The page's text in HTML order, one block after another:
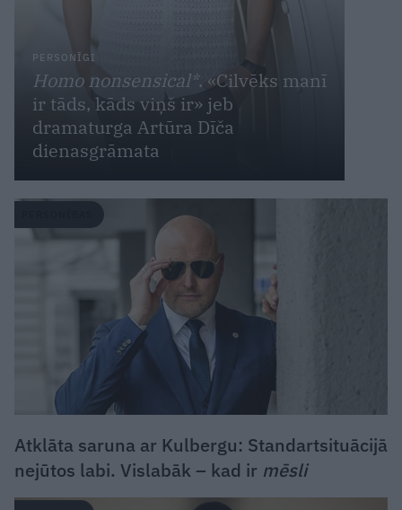
PERSONĪGI
Homo nonsensical*. «Cilvēks manī
ir tāds, kāds viņš ir» jeb
dramaturga Artūra Dīča
dienasgrāmata
Atklāta saruna ar Kulbergu: Standartsituācijā
nejūtos labi. Vislabāk – kad ir mēsli